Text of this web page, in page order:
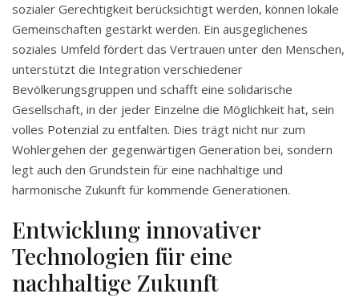
sozialer Gerechtigkeit berücksichtigt werden, können lokale
Gemeinschaften gestärkt werden. Ein ausgeglichenes
soziales Umfeld fördert das Vertrauen unter den Menschen,
unterstützt die Integration verschiedener
Bevölkerungsgruppen und schafft eine solidarische
Gesellschaft, in der jeder Einzelne die Möglichkeit hat, sein
volles Potenzial zu entfalten. Dies trägt nicht nur zum
Wohlergehen der gegenwärtigen Generation bei, sondern
legt auch den Grundstein für eine nachhaltige und
harmonische Zukunft für kommende Generationen.
Entwicklung innovativer
Technologien für eine
nachhaltige Zukunft